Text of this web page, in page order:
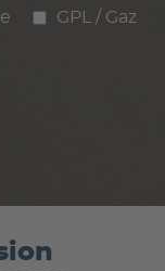
GPL / Gaz